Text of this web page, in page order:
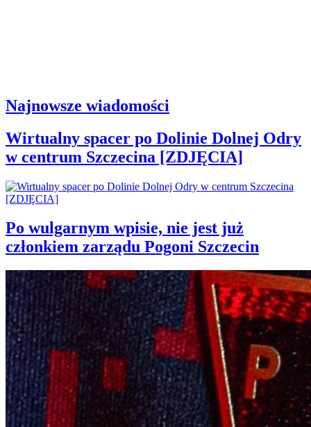
Najnowsze wiadomości
Wirtualny spacer po Dolinie Dolnej Odry
w centrum Szczecina [ZDJĘCIA]
Po wulgarnym wpisie, nie jest już
członkiem zarządu Pogoni Szczecin